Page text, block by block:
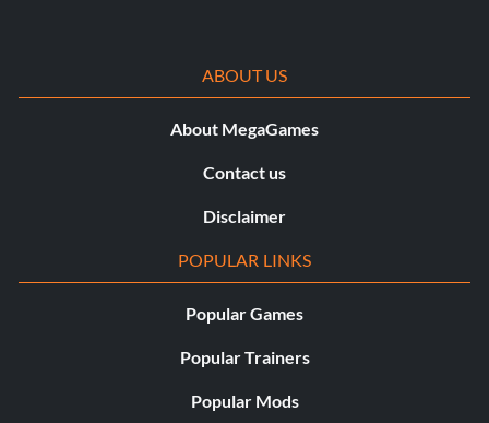
ABOUT US
About MegaGames
Contact us
Disclaimer
POPULAR LINKS
Popular Games
Popular Trainers
Popular Mods